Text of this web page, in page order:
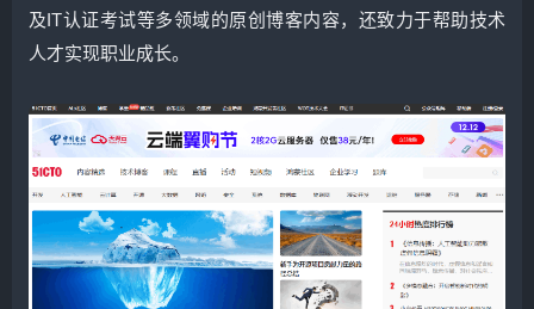
及IT认证考试等多领域的原创博客内容，还致力于帮助技术
人才实现职业成长。